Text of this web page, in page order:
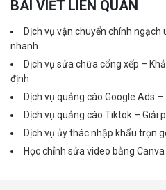
BÀI VIẾT LIÊN QUAN
Dịch vụ vận chuyển chính
nhanh
Dịch vụ sửa chữa cổng xếp –
định
Dịch vụ quảng cáo Google Ads
Dịch vụ quảng cáo Tiktok – Giải
Dịch vụ ủy thác nhập khẩu trọn
Học chỉnh sửa video bằng